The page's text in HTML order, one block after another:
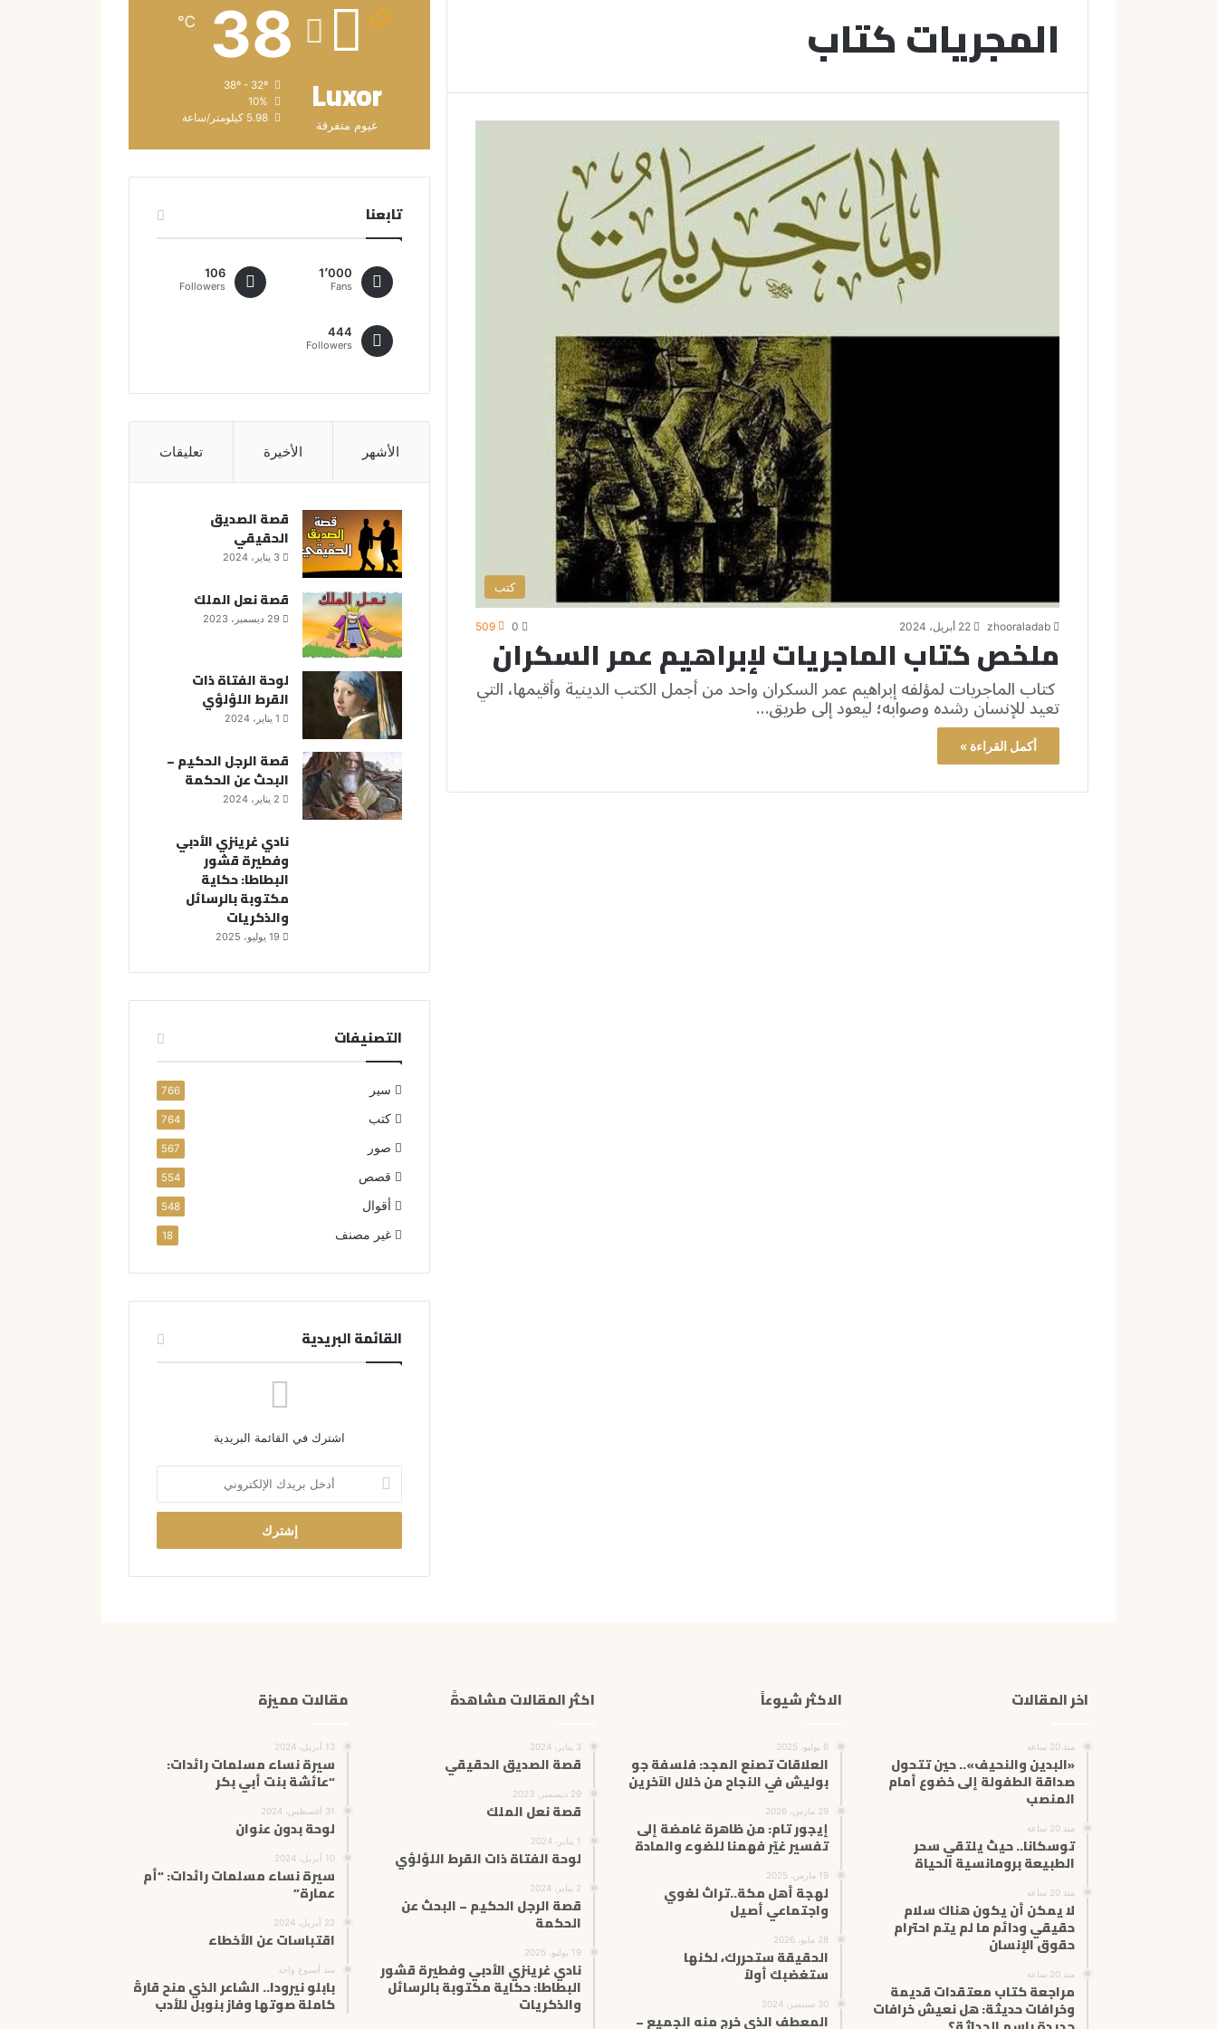
المجريات كتاب
كتب
zhooraladab 22 أبريل، 2024 0
509
ملخص كتاب الماجريات لإبراهيم عمر السكران
كتاب الماجريات لمؤلفه إبراهيم عمر السكران واحد من أجمل الكتب الدينية وأقيمها، التي
تعيد للإنسان رشده وصوابه؛ ليعود إلى طريق…
أكمل القراءة »
Luxor
غيوم متفرقة
38
℃
38º - 32º
10%
5.98 كيلومتر/ساعة
تابعنا
1٬000
Fans
106
Followers
444
Followers
الأشهر الأخيرة تعليقات
قصة الصديق
الحقيقي
3 يناير، 2024
قصة نعل الملك
29 ديسمبر، 2023
لوحة الفتاة ذات
القرط اللؤلؤي
1 يناير، 2024
قصة الرجل الحكيم –
البحث عن الحكمة
2 يناير، 2024
نادي غرينزي الأدبي
وفطيرة قشور
البطاطا: حكاية
مكتوبة بالرسائل
والذكريات
19 يوليو، 2025
التصنيفات
سير 766
كتب 764
صور 567
قصص 554
أقوال 548
غير مصنف 18
القائمة البريدية
اشترك في القائمة البريدية
خ
ب
اخر المقالات
منذ 20 ساعة
«البدين والنحيف».. حين تتحول
صداقة الطفولة إلى خضوع أمام
المنصب
منذ 20 ساعة
توسكانا.. حيث يلتقي سحر
الطبيعة برومانسية الحياة
منذ 20 ساعة
لا يمكن أن يكون هناك سلام
حقيقي ودائم ما لم يتم احترام
حقوق الإنسان
منذ 20 ساعة
مراجعة كتاب معتقدات قديمة
وخرافات حديثة: هل نعيش خرافات
الاكثر شيوعاً
6 يوليو، 2025
العلاقات تصنع المجد: فلسفة جو
بوليش في النجاح من خلال الآخرين
29 مارس، 2026
إيجور تام: من ظاهرة غامضة إلى
تفسير غيّر فهمنا للضوء والمادة
19 مارس، 2025
لهجة أهل مكة..تراث لغوي
واجتماعي أصيل
28 مايو، 2026
الحقيقة ستحررك، لكنها
ستغضبك أولاً
30 سبتمبر، 2024
المعطف الذي خرج منه الجميع –
اكثر المقالات مشاهدةً
3 يناير، 2024
قصة الصديق الحقيقي
29 ديسمبر، 2023
قصة نعل الملك
1 يناير، 2024
لوحة الفتاة ذات القرط اللؤلؤي
2 يناير، 2024
قصة الرجل الحكيم – البحث عن
الحكمة
19 يوليو، 2025
نادي غرينزي الأدبي وفطيرة قشور
البطاطا: حكاية مكتوبة بالرسائل
والذكريات
مقالات مميزة
13 أبريل، 2024
سيرة نساء مسلمات رائدات:
“عائشة بنت أبي بكر
31 أغسطس، 2024
لوحة بدون عنوان
10 أبريل، 2024
سيرة نساء مسلمات رائدات: “أم
عمارة”
22 أبريل، 2024
اقتباسات عن الأخطاء
منذ أسبوع واحد
بابلو نيرودا.. الشاعر الذي منح قارةً
كاملة صوتها وفاز بنوبل للأدب